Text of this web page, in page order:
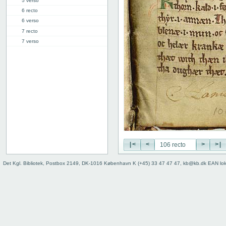
6 recto
6 verso
7 recto
7 verso
13 recto
13 verso
|< < > >|
Det Kgl. Bibliotek, Postbox 2149, DK-1016 København K (+45) 33 47 47 47, kb@kb.dk EAN